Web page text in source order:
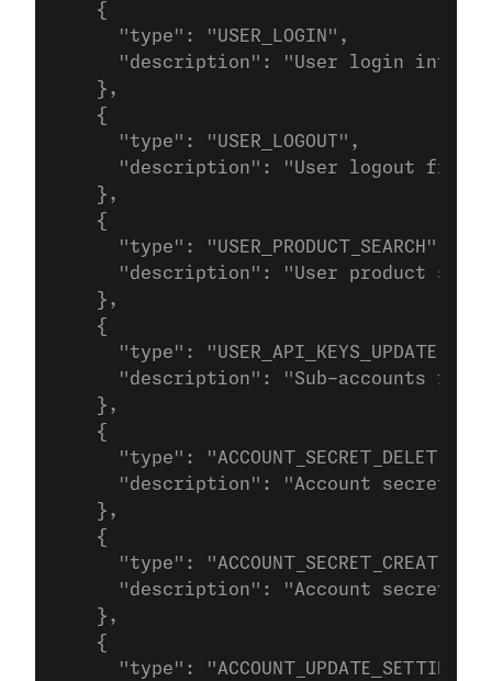
    {
      "type": "USER_LOGIN",
"description": "User login into
    },
    {
      "type": "USER_LOGOUT",
"description": "User logout from
    },
    {
      "type": "USER_PRODUCT_SEARCH",
"description": "User product
    },
    {
      "type": "USER_API_KEYS_UPDATE",
"description": "Sub-accounts for
    },
    {
      "type": "ACCOUNT_SECRET_DELETE",
"description": "Account secret
    },
    {
      "type": "ACCOUNT_SECRET_CREATE",
"description": "Account secret
    },
    {
"type":